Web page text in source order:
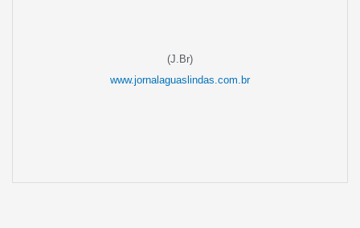
(J.Br)
www.jornalaguaslindas.com.br